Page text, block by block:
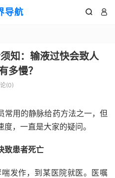
导航  
知：输液过快会致人
多慢？
(0)
常用的静脉给药方法之一，但
，一直是大家的疑问。
致患者死亡
发作，到某医院就医。医嘱